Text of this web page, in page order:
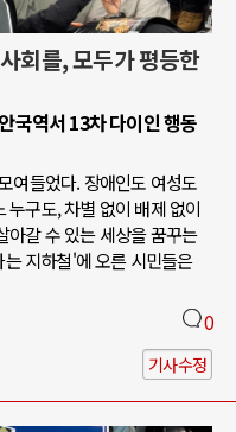
회를, 모두가 평등한
국역서 13차 다이인 행동
여들었다. 장애인도 여성도
구도, 차별 없이 배제 없이
아갈 수 있는 세상을 꿈꾸는
지하철'에 오른 시민들은
0
기사수정